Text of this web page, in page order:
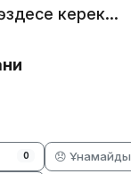
керек...
0 😞 Ұнамайды